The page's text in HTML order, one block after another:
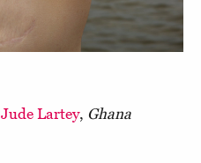
Jude Lartey, Ghana